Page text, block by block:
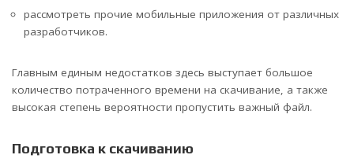
рассмотреть прочие мобильные приложения от различных
разработчиков.
Главным единым недостатков здесь выступает большое
количество потраченного времени на скачивание, а также
высокая степень вероятности пропустить важный файл.
Подготовка к скачиванию